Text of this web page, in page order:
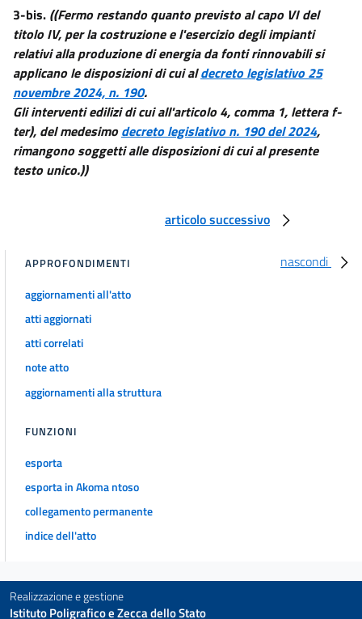
Capo II
Disciplina delle opere di conglomerato cementizio armato, normale e
precompresso ed a struttura metallica.
Sezione I
Adempimenti
64
65
66
67
71
72
73
75
76
architettoniche negli edifici privati, pubblici e privati aperti al pubblico
78
3-bis. ((Fermo restando quanto previsto al capo VI del
titolo IV, per la costruzione e l'esercizio degli impianti
relativi alla produzione di energia da fonti rinnovabili si
applicano le disposizioni di cui aldecreto legislativo 25
novembre 2024, n. 190.
Gli interventi edilizi di cui all'articolo 4, comma 1, lettera f-
ter), del medesimodecreto legislativo n. 190 del 2024,
rimangono soggetti alle disposizioni di cui al presente
testo unico.))
articolo successivo
nascondi
APPROFONDIMENTI
aggiornamenti all'atto
atti aggiornati
atti correlati
note atto
aggiornamenti alla struttura
FUNZIONI
esporta
esporta in Akoma ntoso
collegamento permanente
indice dell'atto
Realizzazione e gestione
Istituto Poligrafico e Zecca dello Stato